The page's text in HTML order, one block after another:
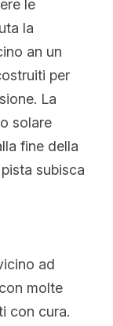
le
la
an un
per
La
solare
fine della
subisca
ad
molte
con cura.